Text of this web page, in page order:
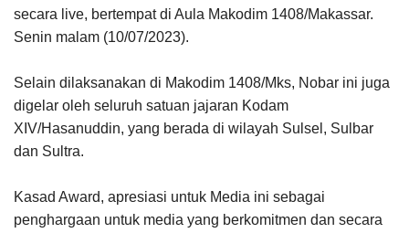
secara live, bertempat di Aula Makodim 1408/Makassar.
Senin malam (10/07/2023).
Selain dilaksanakan di Makodim 1408/Mks, Nobar ini juga
digelar oleh seluruh satuan jajaran Kodam
XIV/Hasanuddin, yang berada di wilayah Sulsel, Sulbar
dan Sultra.
Kasad Award, apresiasi untuk Media ini sebagai
penghargaan untuk media yang berkomitmen dan secara